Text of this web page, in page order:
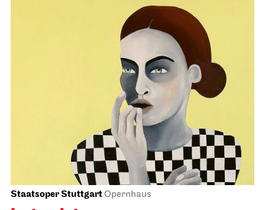
Staatsoper Stuttgart
Opera House, Upper Foyer (I.
7. Song Recital
Staatsoper StuttgartOpernhaus